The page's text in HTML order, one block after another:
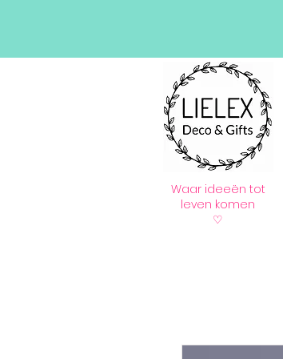
Waar ideeën tot
leven komen
♡